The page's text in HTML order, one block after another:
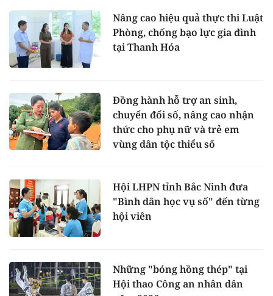
Nâng cao hiệu quả thực thi Luật
Phòng, chống bạo lực gia đình
tại Thanh Hóa
Đồng hành hỗ trợ an sinh,
chuyển đổi số, nâng cao nhận
thức cho phụ nữ và trẻ em
vùng dân tộc thiểu số
Hội LHPN tỉnh Bắc Ninh đưa
"Bình dân học vụ số" đến từng
hội viên
Những "bóng hồng thép" tại
Hội thao Công an nhân dân